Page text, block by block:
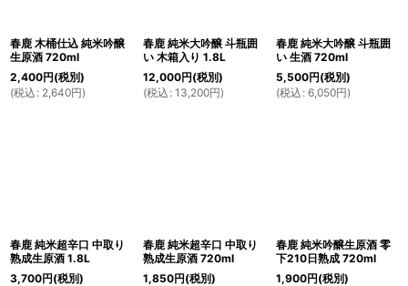
春鹿 木桶仕込 純米吟醸
生原酒 720ml
2,400円(税別)
(税込 : 2,640円)
春鹿 純米大吟醸 斗瓶囲
い 木箱入り 1.8L
12,000円(税別)
(税込 : 13,200円)
春鹿 純米大吟醸 斗瓶囲
い 生酒 720ml
5,500円(税別)
(税込 : 6,050円)
春鹿 純米超辛口 中取り
熟成生原酒 1.8L
3,700円(税別)
春鹿 純米超辛口 中取り
熟成生原酒 720ml
1,850円(税別)
春鹿 純米吟醸生原酒 零
下210日熟成 720ml
1,900円(税別)